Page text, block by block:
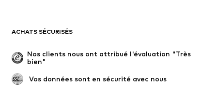
Occasions spéciales
Exclusif
Remise à neuf
CHAUSSURES
ACHATS SÉCURISÉS
Nos clients nous ont attribué l'évaluation "Très
bien"
Vos données sont en sécurité avec nous